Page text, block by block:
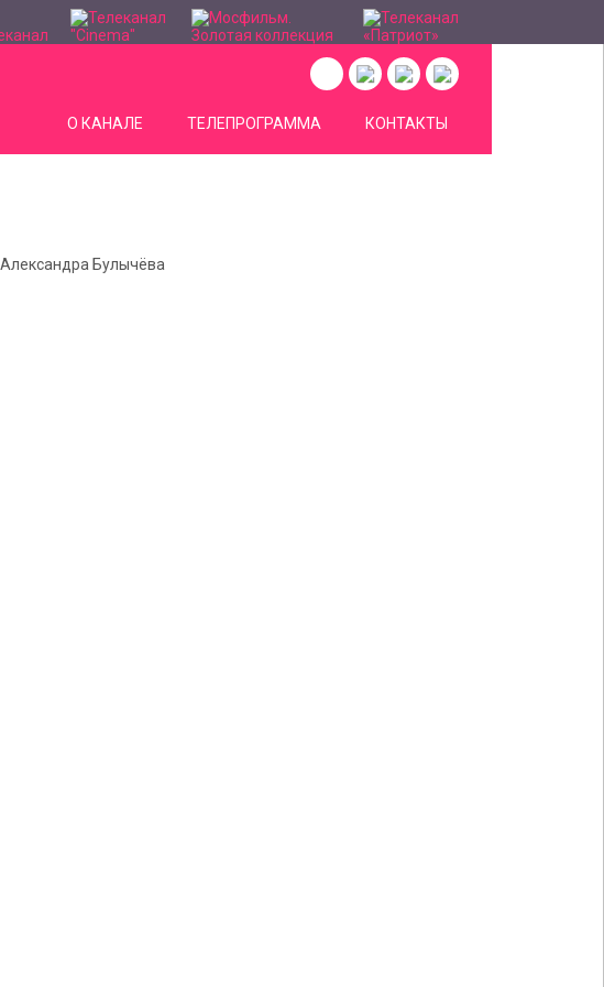
О КАНАЛЕ ТЕЛЕПРОГРАММА КОНТАКТЫ
Булычёва